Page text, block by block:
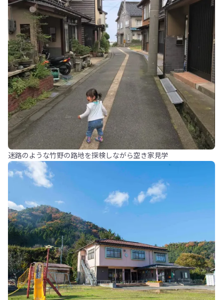
迷路のような竹野の路地を探検しながら空き家見学